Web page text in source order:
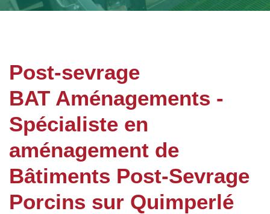
Post-sevrage
BAT Aménagements -
Spécialiste en
aménagement de
Bâtiments Post-Sevrage
Porcins sur Quimperlé